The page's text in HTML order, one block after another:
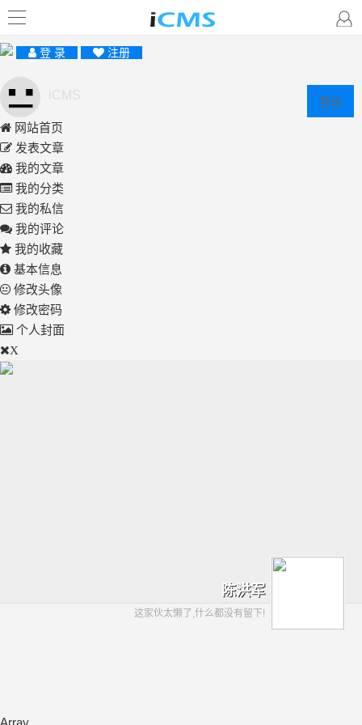
登 录 注册
登出
网站首页
发表文章
我的文章
我的分类
我的私信
我的评论
我的收藏
基本信息
修改头像
修改密码
个人封面
X
陈洪军
这家伙太懒了,什么都没有留下!
Array